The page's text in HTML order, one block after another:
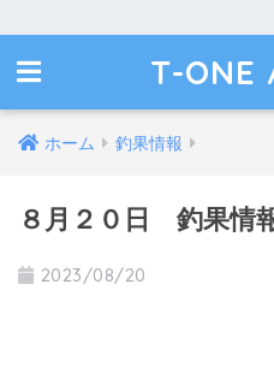
T-ONE
ホーム 釣果情報
８月２０日 釣果情
2023/08/20